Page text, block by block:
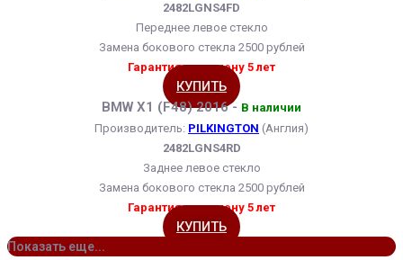
2482LGNS4FD
Переднее левое стекло
Замена бокового стекла 2500 рублей
Гарантия на замену 5 лет
КУПИТЬ
BMW X1 (F48) 2016 - В наличии
Производитель: PILKINGTON (Англия)
2482LGNS4RD
Заднее левое стекло
Замена бокового стекла 2500 рублей
Гарантия на замену 5 лет
КУПИТЬ
Показать еще...